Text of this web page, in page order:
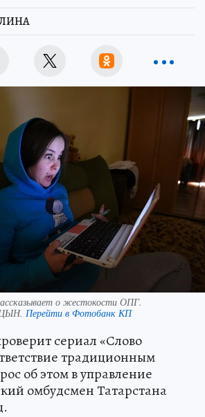
о жестокости ОПГ.
Перейти в Фотобанк КП
сериал «Слово
традиционным
об этом в управление
омбудсмен Татарстана